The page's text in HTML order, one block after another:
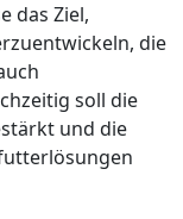
das Ziel,
die
soll die
und die